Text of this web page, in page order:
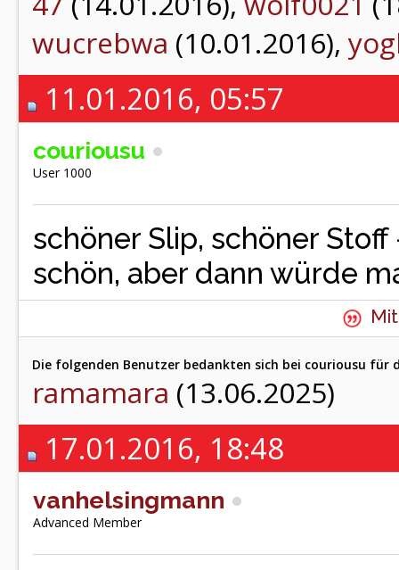
wucrebwa (10.01.2016),
11.01.2016, 05:57
couriousu
User 1000
schöner Slip, schöner
schön, aber dann würde
Die folgenden Benutzer bedankten sich bei couriousu für
ramamara (13.06.2025)
17.01.2016, 18:48
vanhelsingmann
Advanced Member